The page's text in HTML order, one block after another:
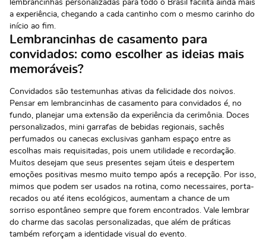
lembrancinhas personalizadas para todo o Brasil facilita ainda mais
a experiência, chegando a cada cantinho com o mesmo carinho do
início ao fim.
Lembrancinhas de casamento para
convidados: como escolher as ideias mais
memoráveis?
Convidados são testemunhas ativas da felicidade dos noivos.
Pensar em lembrancinhas de casamento para convidados é, no
fundo, planejar uma extensão da experiência da cerimônia. Doces
personalizados, mini garrafas de bebidas regionais, sachês
perfumados ou canecas exclusivas ganham espaço entre as
escolhas mais requisitadas, pois unem utilidade e recordação.
Muitos desejam que seus presentes sejam úteis e despertem
emoções positivas mesmo muito tempo após a recepção. Por isso,
mimos que podem ser usados na rotina, como necessaires, porta-
recados ou até itens ecológicos, aumentam a chance de um
sorriso espontâneo sempre que forem encontrados. Vale lembrar
do charme das sacolas personalizadas, que além de práticas
também reforçam a identidade visual do evento.